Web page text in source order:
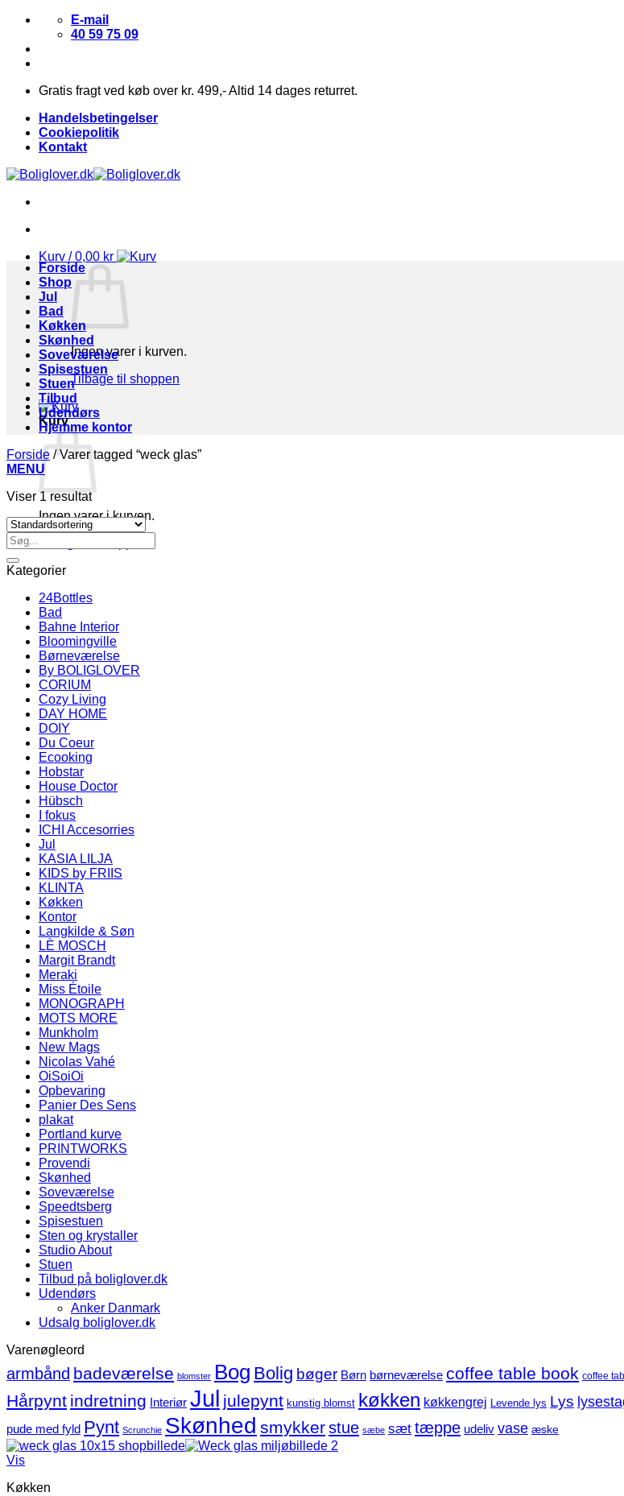
Fortsæt
indhold
E-mail
40 59 75 09
Gratis fragt ved køb over kr. 499,- Altid 14 dages returret.
Handelsbetingelser
Cookiepolitik
Kontakt
Kurv /0,00 kr
Ingen varer i kurven.
Tilbage til shoppen
Kurv
Ingen varer i kurven.
Forside
Shop
Jul
Bad
Køkken
Skønhed
Soveværelse
Spisestuen
Stuen
Tilbud
Udendørs
Hjemme kontor
Forside /Varer tagged “weck glas”
MENU
Viser 1 resultat
Søg
efter:
Kategorier
24Bottles
Bad
Bahne Interior
Bloomingville
Børneværelse
By BOLIGLOVER
CORIUM
Cozy Living
DAY HOME
DOIY
Du Coeur
Ecooking
Hobstar
House Doctor
Hübsch
I fokus
ICHI Accesorries
Jul
KASIA LILJA
KIDS by FRIIS
KLINTA
Køkken
Kontor
Langkilde & Søn
LÈ MOSCH
Margit Brandt
Meraki
Miss Étoile
MONOGRAPH
MOTS MORE
Munkholm
New Mags
Nicolas Vahé
OiSoiOi
Opbevaring
Panier Des Sens
plakat
Portland kurve
PRINTWORKS
Provendi
Skønhed
Soveværelse
Speedtsberg
Spisestuen
Sten og krystaller
Studio About
Stuen
Tilbud på boliglover.dk
Udendørs
Anker Danmark
Udsalg boliglover.dk
Varenøgleord
armbånd badeværelse blomster Bog Bolig bøger Børn børneværelse coffee table book coffee
Hårpynt indretning Interiør Jul julepynt kunstig blomst køkken køkkengrej Levende lys Lys
pude med fyld Pynt Scrunchie Skønhed smykkerstue sæbe sæt tæppe udeliv vase æske
Vis
Køkken